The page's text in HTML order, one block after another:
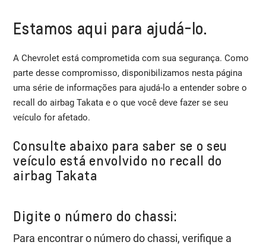
Estamos aqui para ajudá-lo.
A Chevrolet está comprometida com sua segurança. Como
parte desse compromisso, disponibilizamos nesta página
uma série de informações para ajudá-lo a entender sobre o
recall do airbag Takata e o que você deve fazer se seu
veículo for afetado.
Consulte abaixo para saber se o seu
veículo está envolvido no recall do
airbag Takata
Digite o número do chassi:
Para encontrar o número do chassi, verifique a